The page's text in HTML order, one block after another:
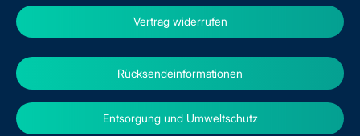
Vertrag widerrufen
Rücksendeinformationen
Entsorgung und Umweltschutz